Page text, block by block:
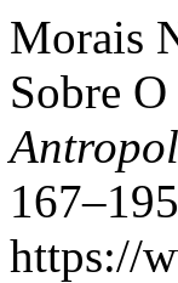
Morais
Sobre
https://